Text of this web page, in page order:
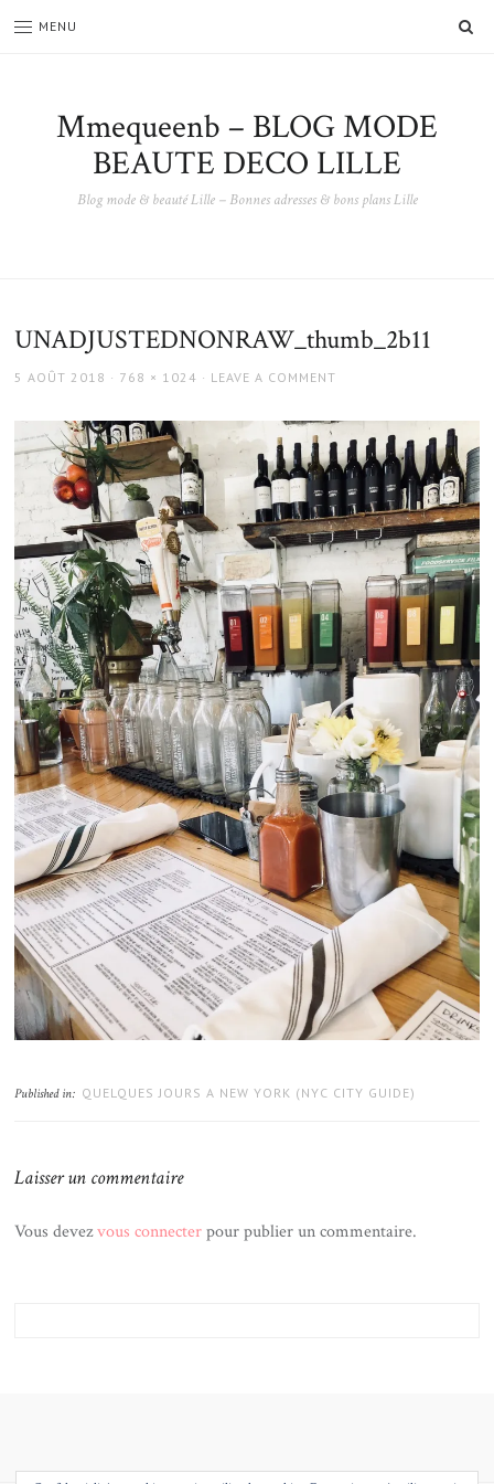
MENU
Mmequeenb – BLOG MODE
BEAUTE DECO LILLE
Blog mode & beauté Lille – Bonnes adresses & bons plans Lille
UNADJUSTEDNONRAW_thumb_2b11
POSTED
5 AOÛT 2018
FULL
768 × 1024 LEAVE A COMMENT
Published in: QUELQUES JOURS A NEW YORK (NYC CITY GUIDE)
Laisser un commentaire
Vous devezvous connecterpour publier un commentaire.